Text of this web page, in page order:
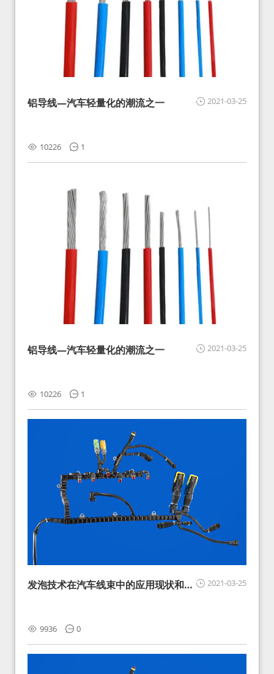
2021-03-25
铝导线—汽车轻量化的潮流之一
10226 1
2021-03-25
铝导线—汽车轻量化的潮流之一
10226 1
2021-03-25
发泡技术在汽车线束中的应用现状和展
9936 0